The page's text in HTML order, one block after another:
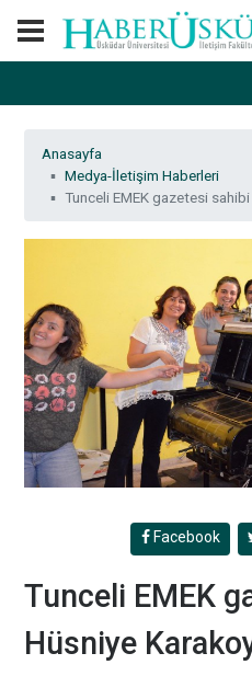
Anasayfa
Medya-İletişim Haberleri
Tunceli EMEK gazetesi sahibi
Facebook
Tunceli EMEK
Hüsniye